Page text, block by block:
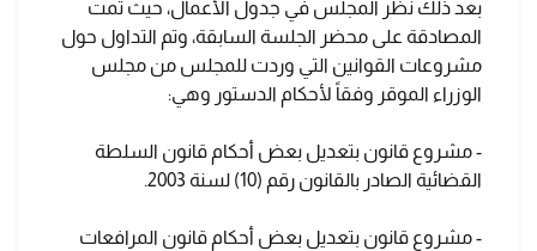
بعد ذلك نظر المجلس في جدول الأعمال، حيث تمت
المصادقة على محضر الجلسة السابقة، وتم التداول حول
مشروعات القوانين التي وردت للمجلس من مجلس
الوزراء الموقر وفقاً لأحكام الدستور وهي:
- مشروع قانون بتعديل بعض أحكام قانون السلطة
القضائية الصادر بالقانون رقم (10) لسنة 2003.
- مشروع قانون بتعديل بعض أحكام قانون المرافعات